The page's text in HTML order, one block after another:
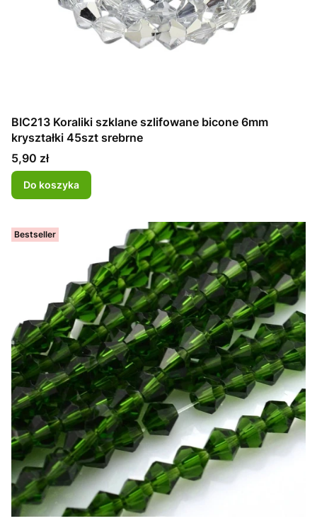
BIC213 Koraliki szklane szlifowane bicone 6mm
kryształki 45szt srebrne
Cena
5,90 zł
Do koszyka
Bestseller